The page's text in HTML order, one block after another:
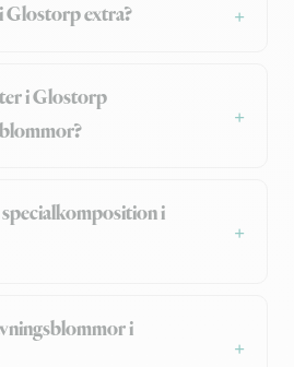
Glostorp extra?
i Glostorp
i
i